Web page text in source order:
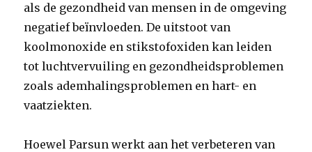
als de gezondheid van mensen in de omgeving
negatief beïnvloeden. De uitstoot van
koolmonoxide en stikstofoxiden kan leiden
tot luchtvervuiling en gezondheidsproblemen
zoals ademhalingsproblemen en hart- en
vaatziekten.
Hoewel Parsun werkt aan het verbeteren van